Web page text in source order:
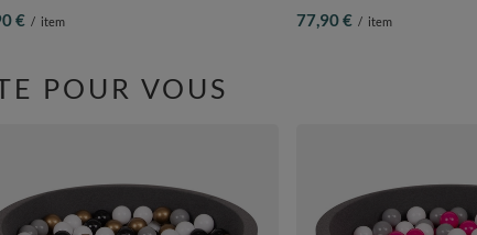
€ / item 77,90 € / item
POUR VOUS